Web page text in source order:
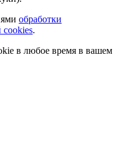
обработки
cookies.
в любое время в вашем